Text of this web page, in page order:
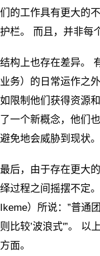
们的工作具有更大的
护栏。 而且，并非每
结构上也存在差异。
业务）的日常运作之
如限制他们获得资源
了一个新概念，他们
避免地会威胁到现状。
最后，由于存在更大
绎过程之间摇摆不定
Ikeme）所说：”普通
则比较’波浪式'”。 以
方面。